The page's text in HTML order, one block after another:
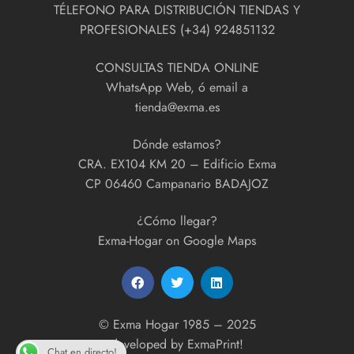
TÉLEFONO PARA DISTRIBUCIÓN TIENDAS Y
PROFESIONALES (+34) 924851132
CONSULTAS TIENDA ONLINE
WhatsApp Web, ó email a
tienda@exma.es
Dónde estamos?
CRA. EX104 KM 20 – Edificio Exma
CP 06460 Campanario BADAJOZ
¿Cómo llegar?
Exma-Hogar on Google Maps
© Exma Hogar 1985 – 2025
developed by ExmaPrint!